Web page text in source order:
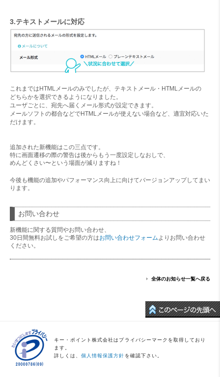
3.テキストメールに対応
これまではHTMLメールのみでしたが、テキストメール・HTMLメールの
どちらかを選択できるようになりました。
ユーザごとに、宛先へ届くメール形式が設定できます。
メールソフトの都合などでHTMLメールが使えない場合など、適宜対応いた
だけます。
追加された新機能はこの三点です。
特に画面遷移の際の警告は後からもう一度設定しなおしで、
めんどくさい〜という場面が減りますね！
今後も機能の追加やパフォーマンス向上に向けてバージョンアップしてまい
ります。
お問い合わせ
新機能に関する質問やお問い合わせ、
30日間無料お試しをご希望の方はお問い合わせフォーム よりお問い合わせ
ください。
全体のお知らせ一覧へ戻る
キー・ポイント株式会社はプライバシーマークを取得しており
ます。
詳しくは、個人情報保護方針 を確認下さい。